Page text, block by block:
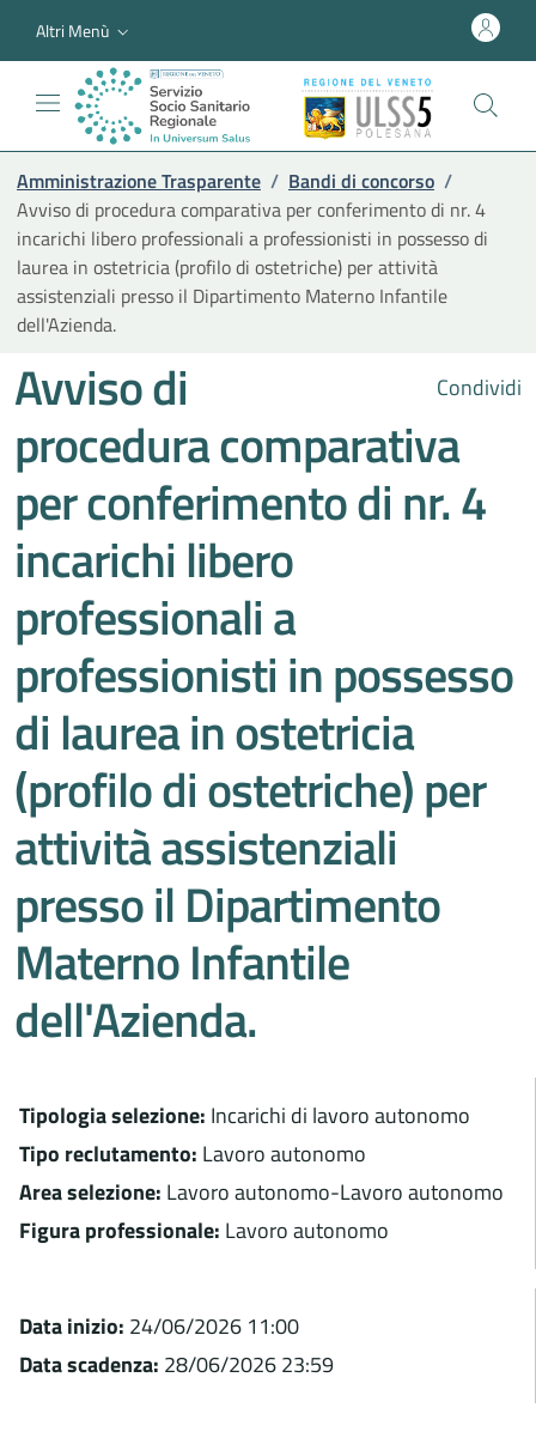
Altri Menù
Amministrazione Trasparente / Bandi di concorso /
Avviso di procedura comparativa per conferimento di nr. 4
incarichi libero professionali a professionisti in possesso di
laurea in ostetricia (profilo di ostetriche) per attività
assistenziali presso il Dipartimento Materno Infantile
dell'Azienda.
Condividi
Avviso di
procedura comparativa
per conferimento di nr. 4
incarichi libero
professionali a
professionisti in possesso
di laurea in ostetricia
(profilo di ostetriche) per
attività assistenziali
presso il Dipartimento
Materno Infantile
dell'Azienda.
Tipologia selezione: Incarichi di lavoro autonomo
Tipo reclutamento: Lavoro autonomo
Area selezione: Lavoro autonomo-Lavoro autonomo
Figura professionale: Lavoro autonomo
Data inizio: 24/06/2026 11:00
Data scadenza: 28/06/2026 23:59